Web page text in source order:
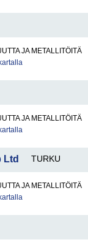
JA METALLITÖITÄ
JA METALLITÖITÄ
Ltd TURKU
JA METALLITÖITÄ